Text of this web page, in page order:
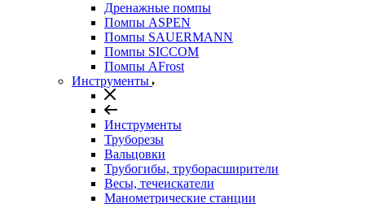
Дренажные помпы
Помпы ASPEN
Помпы SAUERMANN
Помпы SICCOM
Помпы AFrost
Инструменты
Инструменты
Труборезы
Вальцовки
Трубогибы, труборасширители
Весы, течеискатели
Манометрические станции